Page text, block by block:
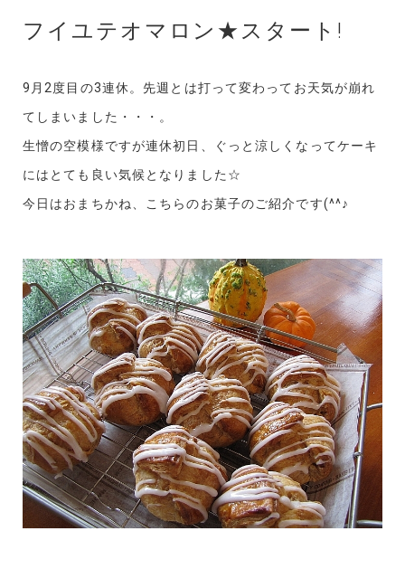
フイユテオマロン★スタート!
9月2度目の3連休。先週とは打って変わってお天気が崩れ
てしまいました・・・。
生憎の空模様ですが連休初日、ぐっと涼しくなってケーキ
にはとても良い気候となりました☆
今日はおまちかね、こちらのお菓子のご紹介です(^^♪